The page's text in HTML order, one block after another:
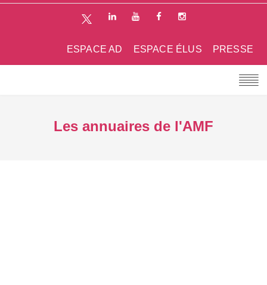
PRESSE
ESPACE ÉLUS
ESPACE AD
Les annuaires de l'AMF